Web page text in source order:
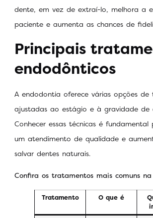
dente, em vez de extraí-lo, melhora a
paciente e aumenta as chances de
Principais
endodônticos
A endodontia oferece várias opções de
ajustadas ao estágio e à gravidade de
Conhecer essas técnicas é fundamental
um atendimento de qualidade e
salvar dentes naturais.
Confira os tratamentos mais comuns
Tratamento O que é